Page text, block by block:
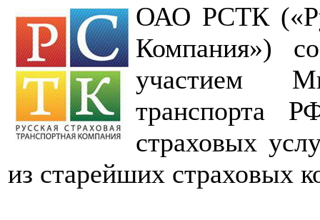
ОАО РСТК
Компания»)
участием
транспорта
страховых
из старейших страховых